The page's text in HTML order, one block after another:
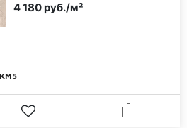
КМ5
4 180 руб./м²